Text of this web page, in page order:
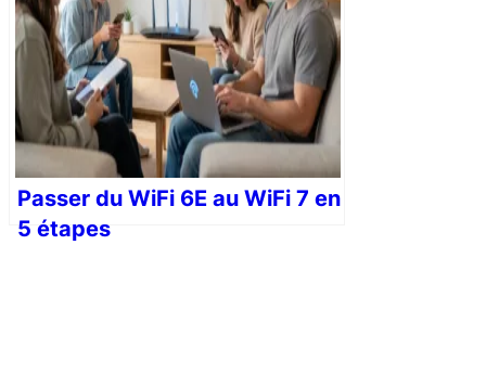
Passer du WiFi 6E au WiFi 7 en
5 étapes